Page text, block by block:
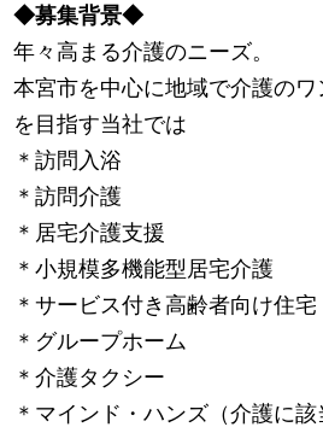
◆募集背景◆
年々高まる介護のニーズ。
本宮市を中心に地域で介護の
を目指す当社では
＊訪問入浴
＊訪問介護
＊居宅介護支援
＊小規模多機能型居宅介護
＊サービス付き高齢者向け住宅
＊グループホーム
＊介護タクシー
＊マインド・ハンズ（介護に